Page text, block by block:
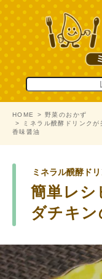
HOME
野菜のおかず
ミネラル醗酵ドリンク
香味醤油
ミネラル醗酵ド
簡単レシ
ダチキン